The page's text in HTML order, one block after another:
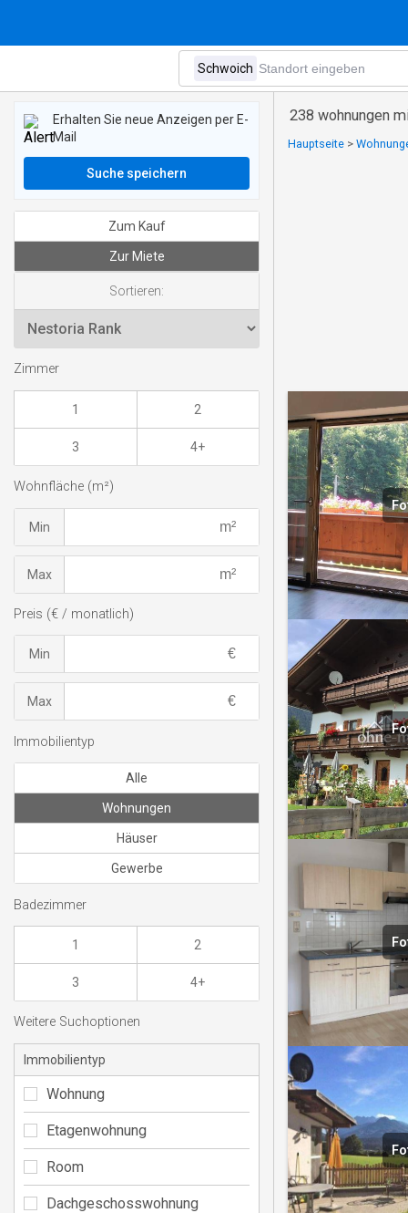
238 wohnungen
Hauptseite >
Erhalten Sie neue Anzeigen per E-
Mail
Suche speichern
Zum Kauf
Zur Miete
Sortieren:
Zimmer
1 2
3 4+
Wohnfläche (m²)
Min
Max
Preis (€ / monatlich)
Min
Max
Immobilientyp
Alle
Wohnungen
Häuser
Gewerbe
Badezimmer
1 2
3 4+
Weitere Suchoptionen
Immobilientyp
Wohnung
Etagenwohnung
Room
Dachgeschosswohnung